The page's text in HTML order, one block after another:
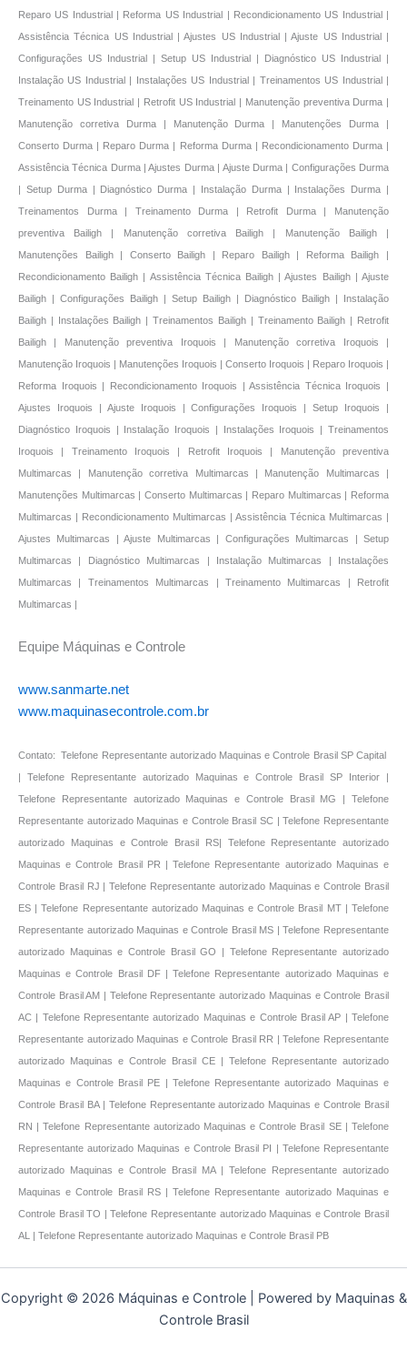
Reparo US Industrial | Reforma US Industrial | Recondicionamento US Industrial |
Assistência Técnica US Industrial | Ajustes US Industrial | Ajuste US Industrial |
Configurações US Industrial | Setup US Industrial | Diagnóstico US Industrial |
Instalação US Industrial | Instalações US Industrial | Treinamentos US Industrial |
Treinamento US Industrial | Retrofit US Industrial | Manutenção preventiva Durma |
Manutenção corretiva Durma | Manutenção Durma | Manutenções Durma |
Conserto Durma | Reparo Durma | Reforma Durma | Recondicionamento Durma |
Assistência Técnica Durma | Ajustes Durma | Ajuste Durma | Configurações Durma
| Setup Durma | Diagnóstico Durma | Instalação Durma | Instalações Durma |
Treinamentos Durma | Treinamento Durma | Retrofit Durma | Manutenção
preventiva Bailigh | Manutenção corretiva Bailigh | Manutenção Bailigh |
Manutenções Bailigh | Conserto Bailigh | Reparo Bailigh | Reforma Bailigh |
Recondicionamento Bailigh | Assistência Técnica Bailigh | Ajustes Bailigh | Ajuste
Bailigh | Configurações Bailigh | Setup Bailigh | Diagnóstico Bailigh | Instalação
Bailigh | Instalações Bailigh | Treinamentos Bailigh | Treinamento Bailigh | Retrofit
Bailigh | Manutenção preventiva Iroquois | Manutenção corretiva Iroquois |
Manutenção Iroquois | Manutenções Iroquois | Conserto Iroquois | Reparo Iroquois |
Reforma Iroquois | Recondicionamento Iroquois | Assistência Técnica Iroquois |
Ajustes Iroquois | Ajuste Iroquois | Configurações Iroquois | Setup Iroquois |
Diagnóstico Iroquois | Instalação Iroquois | Instalações Iroquois | Treinamentos
Iroquois | Treinamento Iroquois | Retrofit Iroquois | Manutenção preventiva
Multimarcas | Manutenção corretiva Multimarcas | Manutenção Multimarcas |
Manutenções Multimarcas | Conserto Multimarcas | Reparo Multimarcas | Reforma
Multimarcas | Recondicionamento Multimarcas | Assistência Técnica Multimarcas |
Ajustes Multimarcas | Ajuste Multimarcas | Configurações Multimarcas | Setup
Multimarcas | Diagnóstico Multimarcas | Instalação Multimarcas | Instalações
Multimarcas | Treinamentos Multimarcas | Treinamento Multimarcas | Retrofit
Multimarcas |
Equipe Máquinas e Controle
www.sanmarte.net
www.maquinasecontrole.com.br
Contato: Telefone Representante autorizado Maquinas e Controle Brasil SP Capital
| Telefone Representante autorizado Maquinas e Controle Brasil SP Interior |
Telefone Representante autorizado Maquinas e Controle Brasil MG | Telefone
Representante autorizado Maquinas e Controle Brasil SC | Telefone Representante
autorizado Maquinas e Controle Brasil RS| Telefone Representante autorizado
Maquinas e Controle Brasil PR | Telefone Representante autorizado Maquinas e
Controle Brasil RJ | Telefone Representante autorizado Maquinas e Controle Brasil
ES | Telefone Representante autorizado Maquinas e Controle Brasil MT | Telefone
Representante autorizado Maquinas e Controle Brasil MS | Telefone Representante
autorizado Maquinas e Controle Brasil GO | Telefone Representante autorizado
Maquinas e Controle Brasil DF | Telefone Representante autorizado Maquinas e
Controle Brasil AM | Telefone Representante autorizado Maquinas e Controle Brasil
AC | Telefone Representante autorizado Maquinas e Controle Brasil AP | Telefone
Representante autorizado Maquinas e Controle Brasil RR | Telefone Representante
autorizado Maquinas e Controle Brasil CE | Telefone Representante autorizado
Maquinas e Controle Brasil PE | Telefone Representante autorizado Maquinas e
Controle Brasil BA | Telefone Representante autorizado Maquinas e Controle Brasil
RN | Telefone Representante autorizado Maquinas e Controle Brasil SE | Telefone
Representante autorizado Maquinas e Controle Brasil PI | Telefone Representante
autorizado Maquinas e Controle Brasil MA | Telefone Representante autorizado
Maquinas e Controle Brasil RS | Telefone Representante autorizado Maquinas e
Controle Brasil TO | Telefone Representante autorizado Maquinas e Controle Brasil
AL | Telefone Representante autorizado Maquinas e Controle Brasil PB
Copyright © 2026 Máquinas e Controle | Powered by Maquinas &
Controle Brasil